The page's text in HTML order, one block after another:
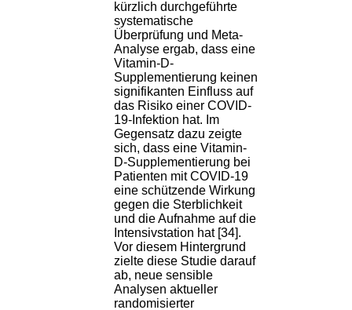
kürzlich durchgeführte
systematische
Überprüfung und Meta-
Analyse ergab, dass eine
Vitamin-D-
Supplementierung keinen
signifikanten Einfluss auf
das Risiko einer COVID-
19-Infektion hat. Im
Gegensatz dazu zeigte
sich, dass eine Vitamin-
D-Supplementierung bei
Patienten mit COVID-19
eine schützende Wirkung
gegen die Sterblichkeit
und die Aufnahme auf die
Intensivstation hat [34].
Vor diesem Hintergrund
zielte diese Studie darauf
ab, neue sensible
Analysen aktueller
randomisierter